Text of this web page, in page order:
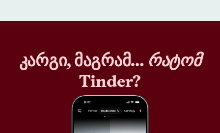
კარგი, მაგრამ… რატომ
Tinder?